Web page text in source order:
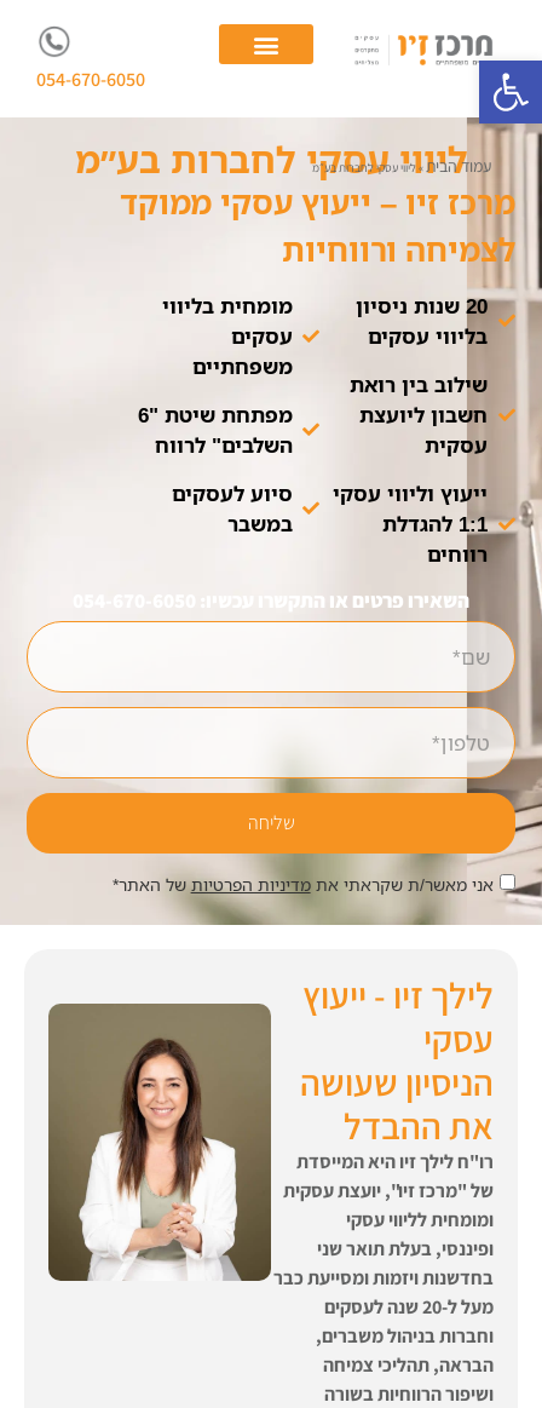
054-670-6050
ליווי עסקי לחברות בע״מ
עמוד הבית» ליווי עסקי לחברות בע״מ
מרכז זיו – ייעוץ עסקי ממוקד
לצמיחה ורווחיות
20 שנות ניסיון
בליווי עסקים
שילוב בין רואת
חשבון ליועצת
עסקית
ייעוץ וליווי עסקי
1:1 להגדלת
רווחים
מומחית בליווי
עסקים
משפחתיים
מפתחת שיטת "6
השלבים" לרווח
סיוע לעסקים
במשבר
השאירו פרטים או התקשרו עכשיו: 054-670-6050
אני מאשר/ת שקראתי אתמדיניות הפרטיותשל האתר*
שליחה
לילך זיו - ייעוץ
עסקי
הניסיון שעושה
את ההבדל
רו"ח לילך זיו היא המייסדת
של "מרכז זיו", יועצת עסקית
ומומחית לליווי עסקי
ופיננסי,בעלת תואר שני
בחדשנות ויזמותומסייעת כבר
מעל ל-20 שנה לעסקים
וחברות בניהול משברים,
הבראה, תהליכי צמיחה
ושיפור הרווחיות בשורה
פתח סרגל נגישות